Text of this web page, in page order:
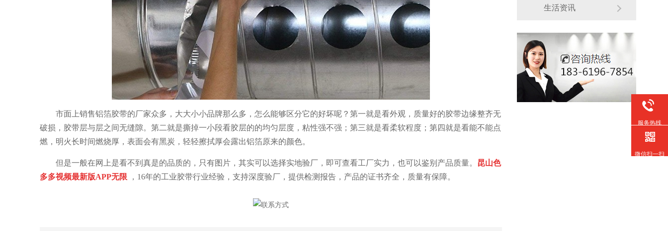
市面上销售铝箔胶带的厂家众多，大大小小品牌那么多，怎么能够区分它的好坏呢？ 第一就是看外观，质量好的胶带边缘整齐无
破损，胶带层与层之间无缝隙。第二就是撕掉一小段看胶层的的均匀层度，粘性强不强；第三就是看柔软程度；第四就是看能不能点
燃，明火长时间燃烧厚，表面会有黑炭，轻轻擦拭厚会露出铝箔原来的颜色。
但是一般在网上是看不到真是的品质的，只有图片，其实可以选择实地验厂，即可查看工厂实力，也可以鉴别产品质量。 昆山色
多多视频最新版APP无限
， 16年的工业胶带行业经验，支持深度验厂，提供检测报告，产品的证书齐全，质量有保障。
生活资讯
服务热线
微信扫一扫